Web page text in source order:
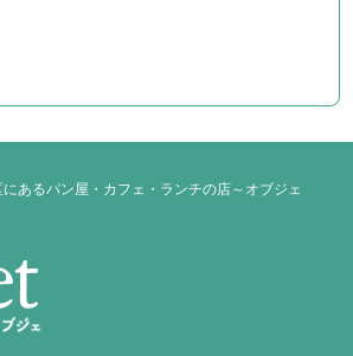
あるパン屋・カフェ・ランチの店～オブジェ